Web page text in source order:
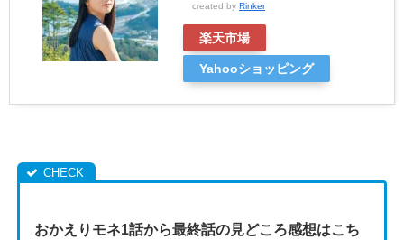
created by Rinker
楽天市場
Yahooショッピング
おかえりモネ1話から最終話の見どころ感想はこち